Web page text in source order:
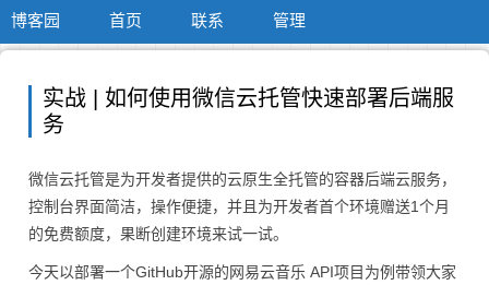
博客园 首页 联系 管理
实战 | 如何使用微信云托管快速部署后端服
务
微信云托管是为开发者提供的云原生全托管的容器后端云服务，
控制台界面简洁，操作便捷，并且为开发者首个环境赠送1个月
的免费额度，果断创建环境来试一试。
今天以部署一个GitHub开源的网易云音乐 API项目为例带领大家